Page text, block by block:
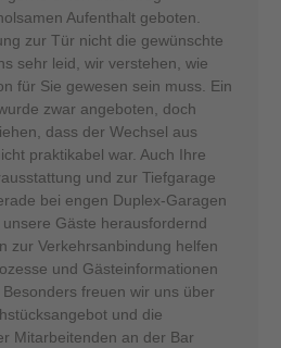
Aufenthalt geboten.
zur Tür nicht die gewünschte
sehr leid, wir verstehen, wie
für Sie gewesen sein muss. Ein
zwar angeboten, doch
dass der Wechsel aus
praktikabel war. Auch Ihre
und zur Tiefgarage
bei engen Duplex-Garagen
Gäste herausfordernd
zur Verkehrsanbindung helfen
und Gästeinformationen
freuen wir uns über
und die
Mitarbeitenden an der Bar